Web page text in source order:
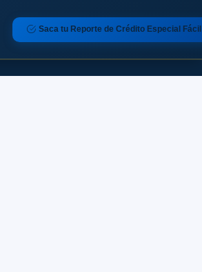
Saca tu Reporte de Crédito Especial Fácil